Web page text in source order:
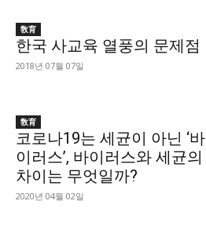
敎育
한국 사교육 열풍의 문제점
2018년 07월 07일
敎育
코로나19는 세균이 아닌 ‘바
이러스’, 바이러스와 세균의
차이는 무엇일까?
2020년 04월 02일